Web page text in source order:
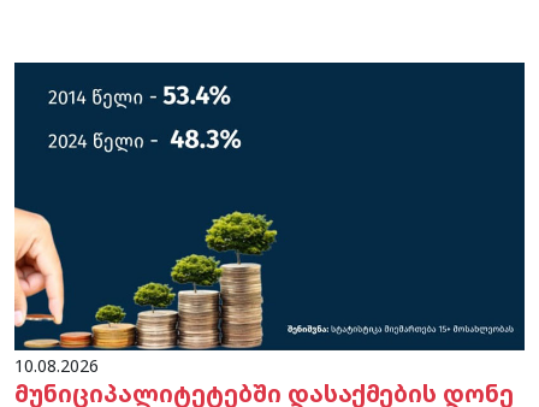
10.08.2026
მუნიციპალიტეტებში დასაქმების დონე